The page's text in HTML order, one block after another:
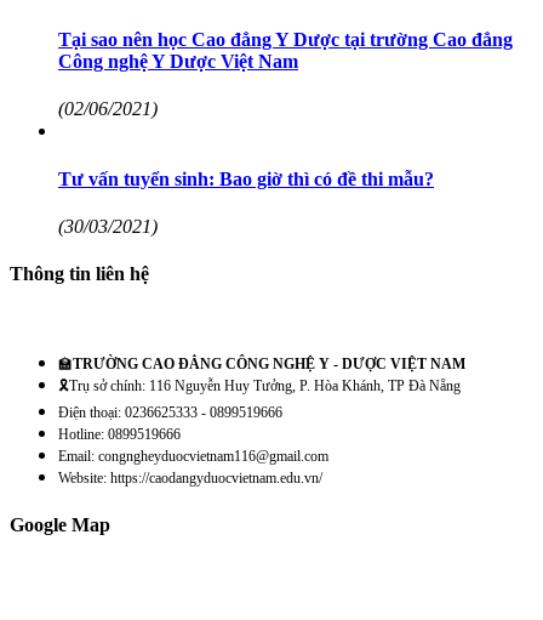
Tại sao nên học Cao đẳng Y Dược tại trường Cao đẳng
Công nghệ Y Dược Việt Nam
(02/06/2021)
Tư vấn tuyển sinh: Bao giờ thì có đề thi mẫu?
(30/03/2021)
Thông tin liên hệ
🏫TRƯỜNG CAO ĐẲNG CÔNG NGHỆ Y - DƯỢC VIỆT NAM
🎗️Trụ sở chính: 116 Nguyễn Huy Tưởng, P. Hòa Khánh, TP Đà Nẵng
Điện thoại: 0236625333 - 0899519666
Hotline: 0899519666
Email: congngheyduocvietnam116@gmail.com
Website: https://caodangyduocvietnam.edu.vn/
Google Map